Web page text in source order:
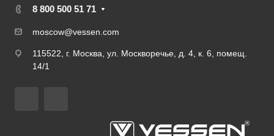
8 800 500 51 71
moscow@vessen.com
115522, г. Москва, ул. Москворечье, д. 4, к. 6, помещ.
14/1